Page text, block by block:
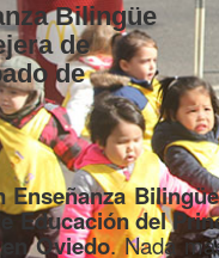
Bilingüe
de
de
Enseñanza Bilingüe
Educación del
Oviedo. Nada